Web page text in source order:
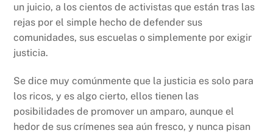
un juicio, a los cientos de activistas que están tras las
rejas por el simple hecho de defender sus
comunidades, sus escuelas o simplemente por exigir
justicia.
Se dice muy comúnmente que la justicia es solo para
los ricos, y es algo cierto, ellos tienen las
posibilidades de promover un amparo, aunque el
hedor de sus crímenes sea aún fresco, y nunca pisan